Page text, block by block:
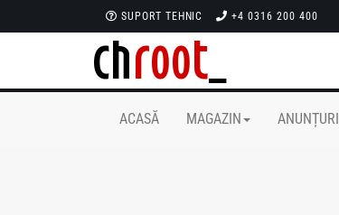
SUPORT TEHNIC +4 0316 200 400
ACASĂ MAGAZIN ANUNȚURI